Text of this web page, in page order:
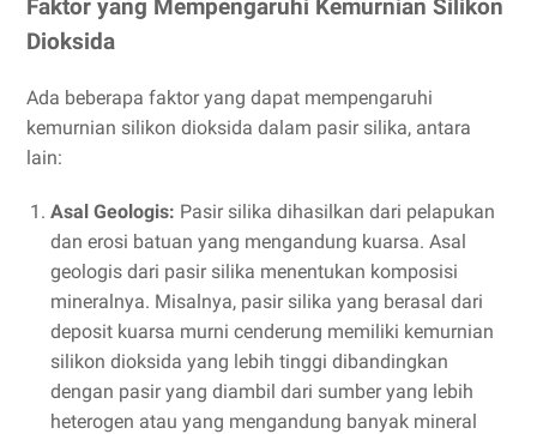
Faktor yang Mempengaruhi Kemurnian Silikon
Dioksida
Ada beberapa faktor yang dapat mempengaruhi
kemurnian silikon dioksida dalam pasir silika, antara
lain:
Asal Geologis: Pasir silika dihasilkan dari pelapukan
dan erosi batuan yang mengandung kuarsa. Asal
geologis dari pasir silika menentukan komposisi
mineralnya. Misalnya, pasir silika yang berasal dari
deposit kuarsa murni cenderung memiliki kemurnian
silikon dioksida yang lebih tinggi dibandingkan
dengan pasir yang diambil dari sumber yang lebih
heterogen atau yang mengandung banyak mineral